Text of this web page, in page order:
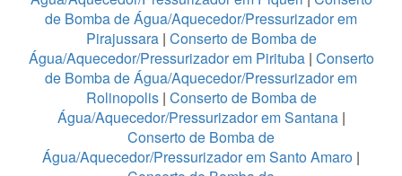
de Bomba de Água/Aquecedor/Pressurizador em
Pirajussara| Conserto de Bomba de
Água/Aquecedor/Pressurizador em Pirituba| Conserto
de Bomba de Água/Aquecedor/Pressurizador em
Rolinopolis| Conserto de Bomba de
Água/Aquecedor/Pressurizador em Santana|
Conserto de Bomba de
Água/Aquecedor/Pressurizador em Santo Amaro |